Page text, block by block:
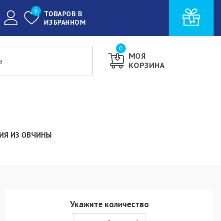
ТОВАРОВ В
ИЗБРАННОМ
0
МОЯ
КОРЗИНА
0
ИЗ ОВЧИНЫ
Укажите количество